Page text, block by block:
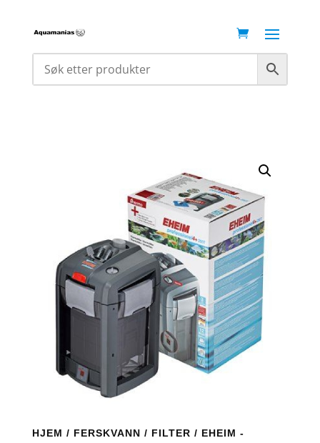
HJEM / FERSKVANN / FILTER / EHEIM -